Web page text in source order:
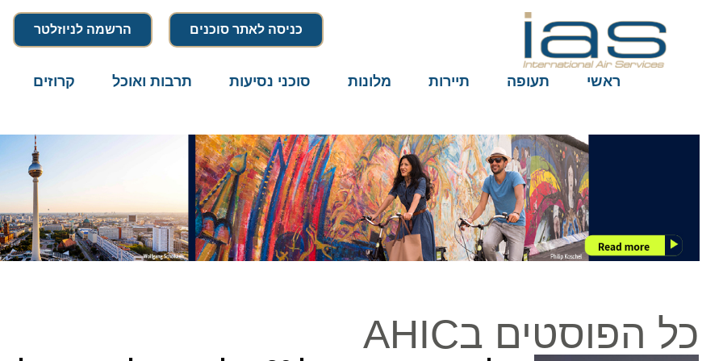
כניסה לאתר סוכנים הרשמה לניוזלטר
ראשי תעופה תיירות מלונות סוכני נסיעות תרבות ואוכל קרוזים
כל הפוסטים בAHIC